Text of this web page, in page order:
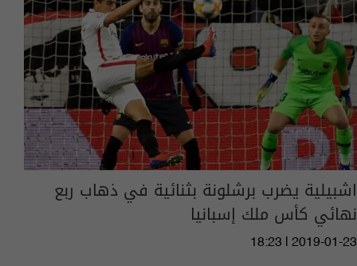
اشبيلية يضرب برشلونة بثنائية في ذهاب ربع
نهائي كأس ملك إسبانيا
18:23 | 2019-01-23